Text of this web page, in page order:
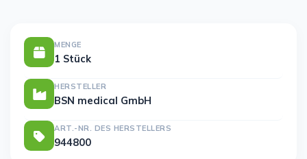
MENGE
1 Stück
HERSTELLER
BSN medical GmbH
ART.-NR. DES HERSTELLERS
944800